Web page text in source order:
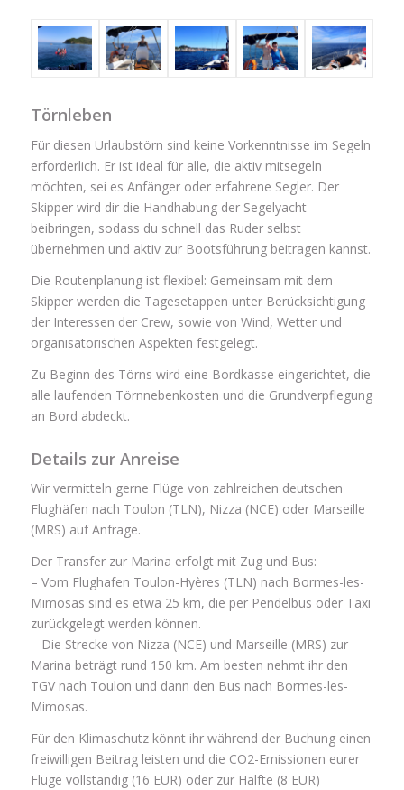
Törnleben
Für diesen Urlaubstörn sind keine Vorkenntnisse im Segeln
erforderlich. Er ist ideal für alle, die aktiv mitsegeln
möchten, sei es Anfänger oder erfahrene Segler. Der
Skipper wird dir die Handhabung der Segelyacht
beibringen, sodass du schnell das Ruder selbst
übernehmen und aktiv zur Bootsführung beitragen kannst.
Die Routenplanung ist flexibel: Gemeinsam mit dem
Skipper werden die Tagesetappen unter Berücksichtigung
der Interessen der Crew, sowie von Wind, Wetter und
organisatorischen Aspekten festgelegt.
Zu Beginn des Törns wird eine Bordkasse eingerichtet, die
alle laufenden Törnnebenkosten und die Grundverpflegung
an Bord abdeckt.
Details zur Anreise
Wir vermitteln gerne Flüge von zahlreichen deutschen
Flughäfen nach Toulon (TLN), Nizza (NCE) oder Marseille
(MRS) auf Anfrage.
Der Transfer zur Marina erfolgt mit Zug und Bus:
– Vom Flughafen Toulon-Hyères (TLN) nach Bormes-les-
Mimosas sind es etwa 25 km, die per Pendelbus oder Taxi
zurückgelegt werden können.
– Die Strecke von Nizza (NCE) und Marseille (MRS) zur
Marina beträgt rund 150 km. Am besten nehmt ihr den
TGV nach Toulon und dann den Bus nach Bormes-les-
Mimosas.
Für den Klimaschutz könnt ihr während der Buchung einen
freiwilligen Beitrag leisten und die CO2-Emissionen eurer
Flüge vollständig (16 EUR) oder zur Hälfte (8 EUR)